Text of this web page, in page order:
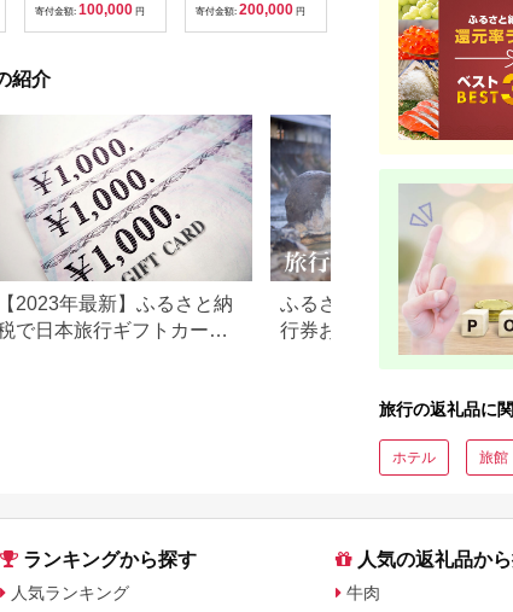
寄付金額: 100,000 円
券 宿泊券 旅 トラベル
プレゼント 贈答 母の
日 25-09
寄付金額: 200,000 円
券 旅行 観光 温泉 旅
館 ホテル カフェ レジ
ャー施設 地域商品券
チケット 日光市
寄付金額:50,000
紹介
【2023年最新】ふるさと納
で日本旅行ギフトカード
ふるさと納税でもらえる旅
行券おすすめランキング
【2026年最新版】還元率
旅行の返礼品に
ホテル 旅館
ランキングから探す
人気ランキング
人気の返礼品か
牛肉